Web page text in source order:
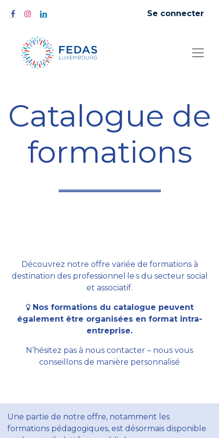
Se connecter
Catalogue de
formations
Découvrez notre offre variée de formations à
destination des professionnel·le·s du secteur social
et associatif.
Nos formations du catalogue peuvent
également être organisées en format intra-
entreprise.
N’hésitez pas à nous contacter – nous vous
conseillons de manière personnalisé
Une partie de notre offre, notamment les
formations pédagogiques, est désormais disponible